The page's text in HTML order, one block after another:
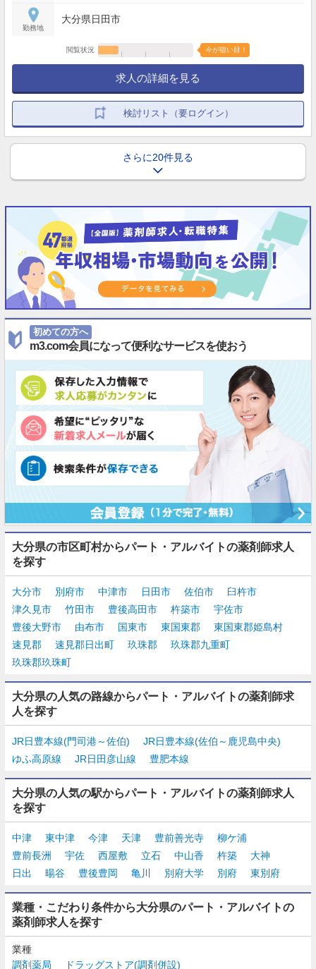
勤務地
大分県日田市
閲覧状況 今が狙い目！
求人の詳細を見る
検討リスト（要ログイン）
さらに20件見る
初めての方へ
m3.com会員になって便利なサービスを使おう
大分県の市区町村からパート・アルバイトの薬剤師求人
を探す
大分市 別府市 中津市 日田市 佐伯市
臼杵市
津久見市
竹田市 豊後高田市 杵築市
宇佐市
豊後大野市
由布市 国東市 東国東郡
東国東郡姫島村
速見郡
速見郡日出町 玖珠郡
玖珠郡九重町
玖珠郡玖珠町
大分県の人気の路線からパート・アルバイトの薬剤師求
人を探す
JR日豊本線(門司港～佐伯)
JR日豊本線(佐伯～鹿児島中央)
ゆふ高原線
JR日田彦山線 豊肥本線
大分県の人気の駅からパート・アルバイトの薬剤師求人
を探す
中津 東中津 今津 天津 豊前善光寺
柳ケ浦
豊前長洲
宇佐 西屋敷 立石 中山香 杵築
大神
日出
暘谷 豊後豊岡 亀川 別府大学 別府 東別府
業種・こだわり条件から大分県のパート・アルバイトの
薬剤師求人を探す
業種
調剤薬局
ドラッグストア(調剤併設)